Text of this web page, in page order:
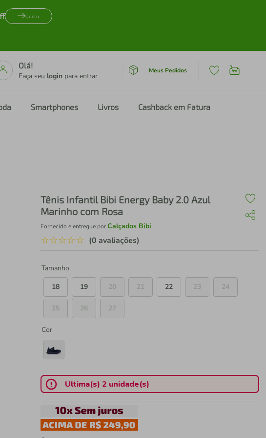
Quero
Olá!
Faça seu login para entrar
Meus Pedidos
Smartphones Livros Cashback em Fatura
Tênis Infantil Bibi Energy Baby 2.0 Azul
Marinho com Rosa
Fornecido e entregue porCalçados Bibi
☆☆☆☆☆ (0 avaliações)
Tamanho
18
19 20 21 22 23 24
25 26 27
Cor
Última(s) 2 unidade(s)